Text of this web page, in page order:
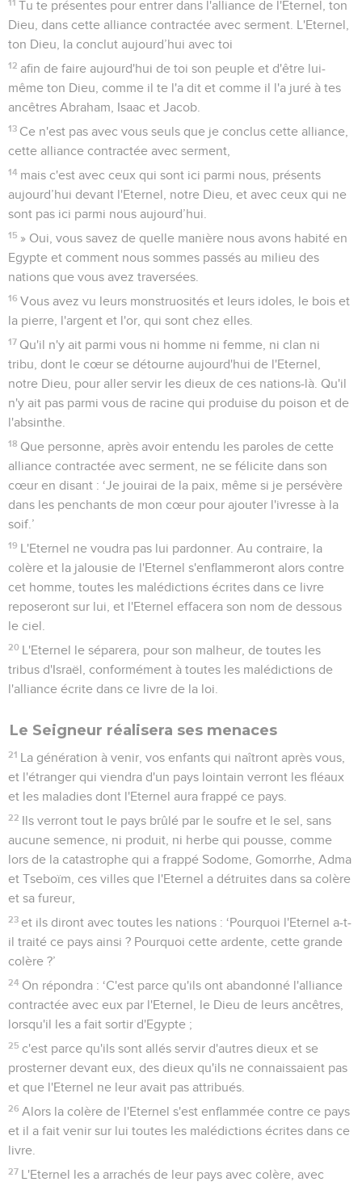
11 Tu te présentes pour entrer dans l'alliance de l'Eternel, ton
Dieu, dans cette alliance contractée avec serment. L'Eternel,
ton Dieu, la conclut aujourd’hui avec toi
12 afin de faire aujourd'hui de toi son peuple et d'être lui-
même ton Dieu, comme il te l'a dit et comme il l'a juré à tes
ancêtres Abraham, Isaac et Jacob.
13 Ce n'est pas avec vous seuls que je conclus cette alliance,
cette alliance contractée avec serment,
14 mais c'est avec ceux qui sont ici parmi nous, présents
aujourd’hui devant l'Eternel, notre Dieu, et avec ceux qui ne
sont pas ici parmi nous aujourd’hui.
15 » Oui, vous savez de quelle manière nous avons habité en
Egypte et comment nous sommes passés au milieu des
nations que vous avez traversées.
16 Vous avez vu leurs monstruosités et leurs idoles, le bois et
la pierre, l'argent et l'or, qui sont chez elles.
17 Qu'il n'y ait parmi vous ni homme ni femme, ni clan ni
tribu, dont le cœur se détourne aujourd'hui de l'Eternel,
notre Dieu, pour aller servir les dieux de ces nations-là. Qu'il
n'y ait pas parmi vous de racine qui produise du poison et de
l'absinthe.
18 Que personne, après avoir entendu les paroles de cette
alliance contractée avec serment, ne se félicite dans son
cœur en disant : ‘Je jouirai de la paix, même si je persévère
dans les penchants de mon cœur pour ajouter l'ivresse à la
soif.’
19 L'Eternel ne voudra pas lui pardonner. Au contraire, la
colère et la jalousie de l'Eternel s'enflammeront alors contre
cet homme, toutes les malédictions écrites dans ce livre
reposeront sur lui, et l'Eternel effacera son nom de dessous
le ciel.
20 L'Eternel le séparera, pour son malheur, de toutes les
tribus d'Israël, conformément à toutes les malédictions de
l'alliance écrite dans ce livre de la loi.
Le Seigneur réalisera ses menaces
21 La génération à venir, vos enfants qui naîtront après vous,
et l'étranger qui viendra d'un pays lointain verront les fléaux
et les maladies dont l'Eternel aura frappé ce pays.
22 Ils verront tout le pays brûlé par le soufre et le sel, sans
aucune semence, ni produit, ni herbe qui pousse, comme
lors de la catastrophe qui a frappé Sodome, Gomorrhe, Adma
et Tseboïm, ces villes que l'Eternel a détruites dans sa colère
et sa fureur,
23 et ils diront avec toutes les nations : ‘Pourquoi l'Eternel a-t-
il traité ce pays ainsi ? Pourquoi cette ardente, cette grande
colère ?’
24 On répondra : ‘C'est parce qu'ils ont abandonné l'alliance
contractée avec eux par l'Eternel, le Dieu de leurs ancêtres,
lorsqu'il les a fait sortir d'Egypte ;
25 c'est parce qu'ils sont allés servir d'autres dieux et se
prosterner devant eux, des dieux qu'ils ne connaissaient pas
et que l'Eternel ne leur avait pas attribués.
26 Alors la colère de l'Eternel s'est enflammée contre ce pays
et il a fait venir sur lui toutes les malédictions écrites dans ce
livre.
27 L'Eternel les a arrachés de leur pays avec colère, avec